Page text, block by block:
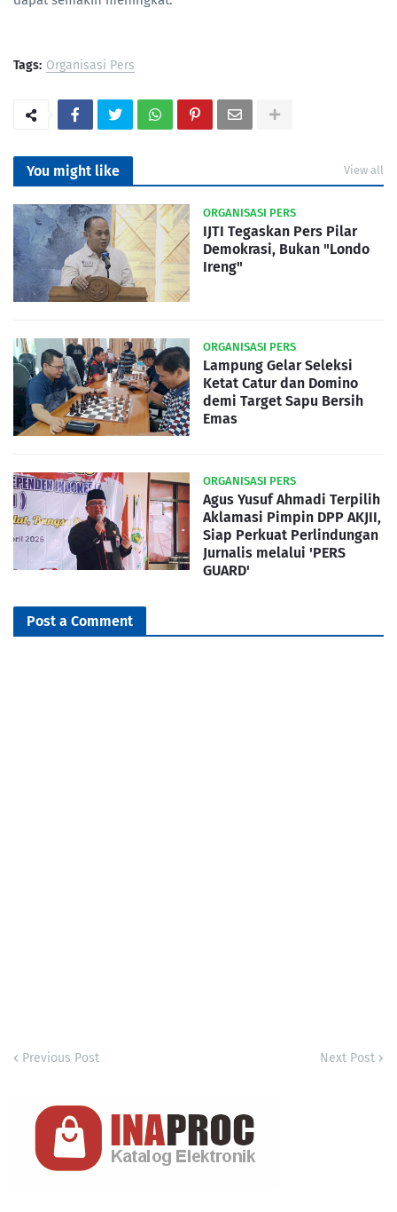
Tags: Organisasi Pers
You might like View all
ORGANISASI PERS
IJTI Tegaskan Pers Pilar
Demokrasi, Bukan "Londo
Ireng"
ORGANISASI PERS
Lampung Gelar Seleksi
Ketat Catur dan Domino
demi Target Sapu Bersih
Emas
ORGANISASI PERS
Agus Yusuf Ahmadi Terpilih
Aklamasi Pimpin DPP AKJII,
Siap Perkuat Perlindungan
Jurnalis melalui 'PERS
GUARD'
Post a Comment
Previous Post Next Post